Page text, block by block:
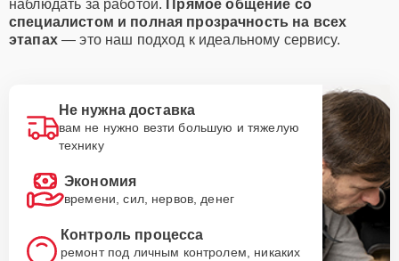
наблюдать за работой. Прямое общение со
специалистом и полная прозрачность на всех
этапах— это наш подход к идеальному сервису.
Не нужна доставка
вам не нужно везти большую и тяжелую
технику
Экономия
времени, сил, нервов, денег
Контроль процесса
ремонт под личным контролем, никаких